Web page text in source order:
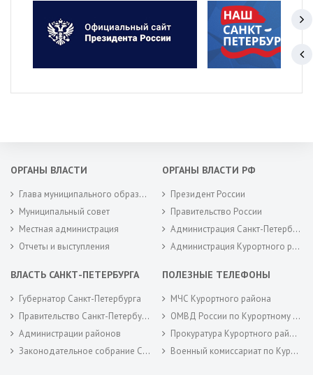
ОРГАНЫ ВЛАСТИ
Глава муниципального образования
Муниципальный совет
Местная администрация
Отчеты и выступления
ОРГАНЫ ВЛАСТИ РФ
Президент России
Правительство России
Администрация Санкт-Петербурга
Администрация Курортного района Санкт-Петербурга
ВЛАСТЬ САНКТ-ПЕТЕРБУРГА
Губернатор Санкт-Петербурга
Правительство Санкт-Петербурга
Администрации районов
Законодательное собрание Санкт-Петербурга
ПОЛЕЗНЫЕ ТЕЛЕФОНЫ
МЧС Курортного района
ОМВД России по Курортному району
Прокуратура Курортного района
Военный комиссариат по Курортному районам города Санкт-Петербурга